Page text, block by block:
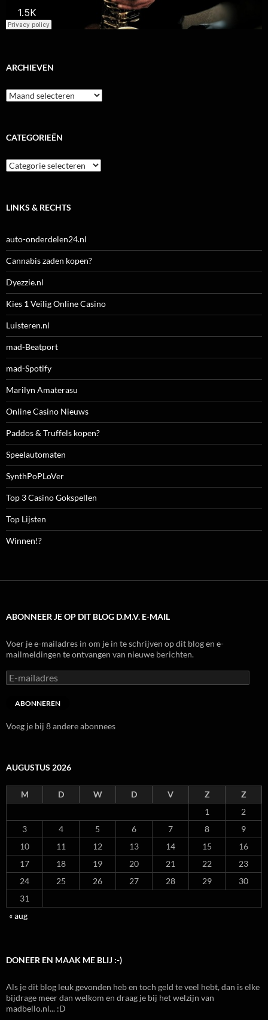
ARCHIEVEN
Archieven
CATEGORIEËN
Categorieën
LINKS & RECHTS
auto-onderdelen24.nl
Cannabis zaden kopen?
Dyezzie.nl
Kies 1 Veilig Online Casino
Luisteren.nl
mad-Beatport
mad-Spotify
Marilyn Amaterasu
Online Casino Nieuws
Paddos & Truffels kopen?
Speelautomaten
SynthPoPLoVer
Top 3 Casino Gokspellen
Top Lijsten
Winnen!?
ABONNEER JE OP DIT BLOG D.M.V. E-MAIL
Voer je e-mailadres in om je in te schrijven op dit blog en e-
mailmeldingen te ontvangen van nieuwe berichten.
E-
mailadres
ABONNEREN
Voeg je bij 8 andere abonnees
AUGUSTUS 2026
M D W D V Z
Z
1
2
3
4 5 6 7 8
9
10
11 12 13 14 15
16
17
18 19 20 21 22
23
24
25 26 27 28 29
30
31
« aug
DONEER EN MAAK ME BLIJ :-)
Als je dit blog leuk gevonden heb en toch geld te veel hebt, dan is elke
bijdrage meer dan welkom en draag je bij het welzijn van
madbello.nl... :D